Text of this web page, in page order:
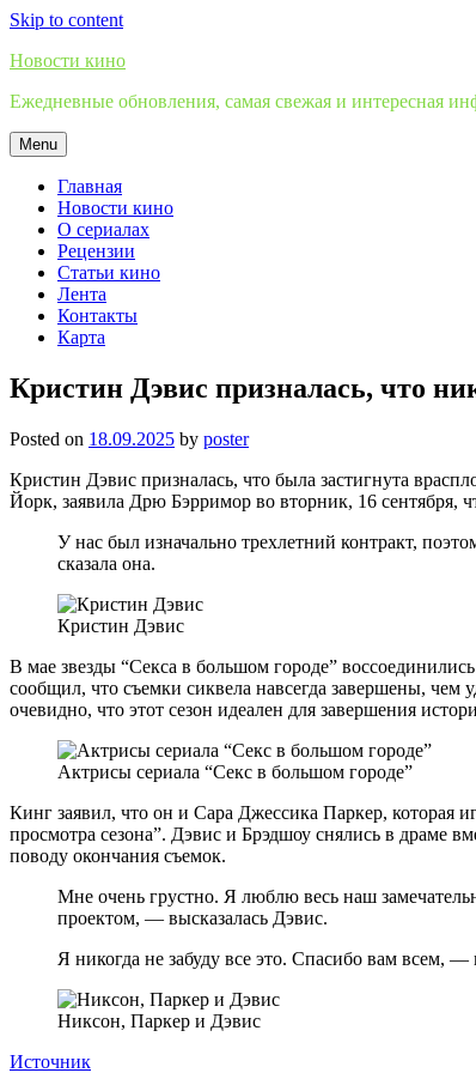
Skip to content
Новости кино
Ежедневные обновления, самая свежая и интересная
Menu
Главная
Новости кино
О сериалах
Рецензии
Статьи кино
Лента
Контакты
Карта
Кристин Дэвис призналась, что
Posted on 18.09.2025 by poster
Кристин Дэвис призналась, что была застигнута
Йорк, заявила Дрю Бэрримор во вторник, 16 сентября,
У нас был изначально трехлетний контракт,
сказала она.
Кристин Дэвис
В мае звезды “Секса в большом городе”
сообщил, что съемки сиквела навсегда завершены, чем
очевидно, что этот сезон идеален для завершения
Актрисы сериала “Секс в большом городе”
Кинг заявил, что он и Сара Джессика Паркер, которая
просмотра сезона”. Дэвис и Брэдшоу снялись в драме
поводу окончания съемок.
Мне очень грустно. Я люблю весь наш
проектом, — высказалась Дэвис.
Я никогда не забуду все это. Спасибо вам всем,
Никсон, Паркер и Дэвис
Источник